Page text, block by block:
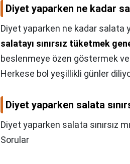
Diyet yaparken ne kadar
Diyet yaparken ne kadar salata
salatayı sınırsız tüketmek
beslenmeye özen göstermek
Herkese bol yeşillikli günler
Diyet yaparken salata
Diyet yaparken salata sınırsız
Sorular